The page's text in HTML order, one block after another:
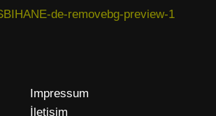
Impressum
İletişim